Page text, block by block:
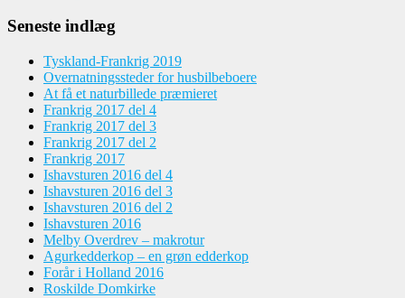
Seneste indlæg
Tyskland-Frankrig 2019
Overnatningssteder for husbilbeboere
At få et naturbillede præmieret
Frankrig 2017 del 4
Frankrig 2017 del 3
Frankrig 2017 del 2
Frankrig 2017
Ishavsturen 2016 del 4
Ishavsturen 2016 del 3
Ishavsturen 2016 del 2
Ishavsturen 2016
Melby Overdrev – makrotur
Agurkedderkop – en grøn edderkop
Forår i Holland 2016
Roskilde Domkirke